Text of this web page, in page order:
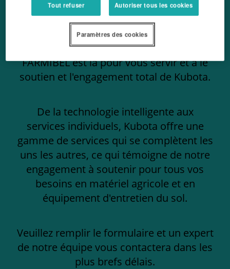
Nous contacter
FARMIBEL est là pour vous servir et a le
soutien et l'engagement total de Kubota.
De la technologie intelligente aux
services individuels, Kubota offre une
gamme de services qui se complètent les
uns les autres, ce qui témoigne de notre
engagement à soutenir pour tous vos
besoins en matériel agricole et en
équipement d'entretien du sol.
Veuillez remplir le formulaire et un expert
de notre équipe vous contactera dans les
plus brefs délais.
Tout refuser Autoriser tous les cookies
Paramètres des cookies